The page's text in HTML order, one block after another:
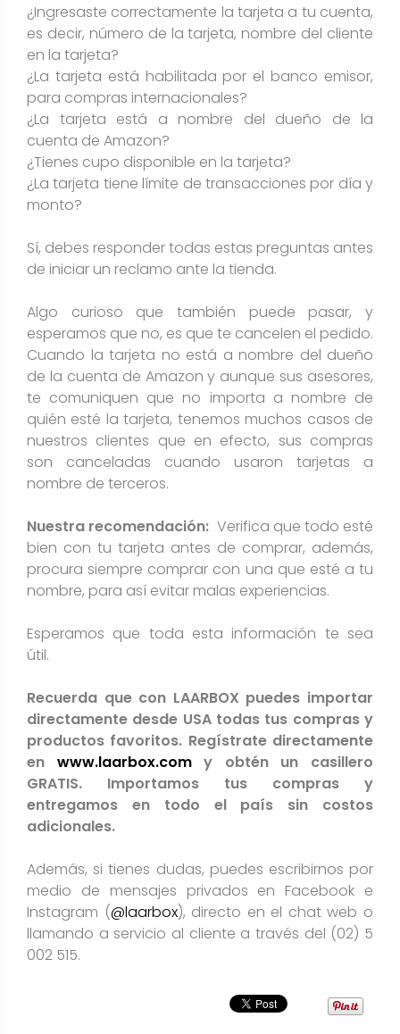
¿Ingresaste correctamente la tarjeta a tu cuenta,
es decir, número de la tarjeta, nombre del cliente
en la tarjeta?
¿La tarjeta está habilitada por el banco emisor,
para compras internacionales?
¿La tarjeta está a nombre del dueño de la
cuenta de Amazon?
¿Tienes cupo disponible en la tarjeta?
¿La tarjeta tiene límite de transacciones por día y
monto?
Sí, debes responder todas estas preguntas antes
de iniciar un reclamo ante la tienda.
Algo curioso que también puede pasar, y
esperamos que no, es que te cancelen el pedido.
Cuando la tarjeta no está a nombre del dueño
de la cuenta de Amazon y aunque sus asesores,
te comuniquen que no importa a nombre de
quién esté la tarjeta, tenemos muchos casos de
nuestros clientes que en efecto, sus compras
son canceladas cuando usaron tarjetas a
nombre de terceros.
Nuestra recomendación: Verifica que todo esté
bien con tu tarjeta antes de comprar, además,
procura siempre comprar con una que esté a tu
nombre, para así evitar malas experiencias.
Esperamos que toda esta información te sea
útil.
Recuerda que con LAARBOX puedes importar
directamente desde USA todas tus compras y
productos favoritos. Regístrate directamente
en www.laarbox.comy obtén un casillero
GRATIS. Importamos tus compras y
entregamos en todo el país sin costos
adicionales.
Además, si tienes dudas, puedes escribirnos por
medio de mensajes privados en Facebook e
Instagram (@laarbox), directo en el chat web o
llamando a servicio al cliente a través del (02) 5
002 515.